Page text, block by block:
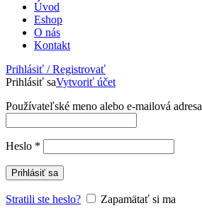
Úvod
Eshop
O nás
Kontakt
Prihlásiť / Registrovať
Prihlásiť saVytvoriť účet
Používateľské meno alebo e-mailová adresa
Heslo *
Prihlásiť sa
Stratili ste heslo?
Zapamätať si ma